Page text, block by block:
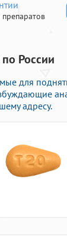
препаратов
России
для
адресу.